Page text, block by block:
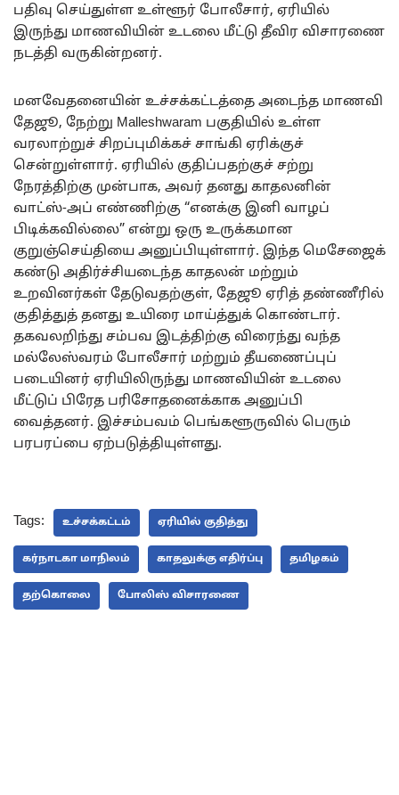
பதிவு செய்துள்ள உள்ளூர் போலீசார், ஏரியில்
இருந்து மாணவியின் உடலை மீட்டு தீவிர விசாரணை
நடத்தி வருகின்றனர்.
மனவேதனையின் உச்சக்கட்டத்தை அடைந்த மாணவி
தேஜூ, நேற்று Malleshwaram பகுதியில் உள்ள
வரலாற்றுச் சிறப்புமிக்கச் சாங்கி ஏரிக்குச்
சென்றுள்ளார். ஏரியில் குதிப்பதற்குச் சற்று
நேரத்திற்கு முன்பாக, அவர் தனது காதலனின்
வாட்ஸ்-அப் எண்ணிற்கு “எனக்கு இனி வாழப்
பிடிக்கவில்லை” என்று ஒரு உருக்கமான
குறுஞ்செய்தியை அனுப்பியுள்ளார். இந்த மெசேஜைக்
கண்டு அதிர்ச்சியடைந்த காதலன் மற்றும்
உறவினர்கள் தேடுவதற்குள், தேஜூ ஏரித் தண்ணீரில்
குதித்துத் தனது உயிரை மாய்த்துக் கொண்டார்.
தகவலறிந்து சம்பவ இடத்திற்கு விரைந்து வந்த
மல்லேஸ்வரம் போலீசார் மற்றும் தீயணைப்புப்
படையினர் ஏரியிலிருந்து மாணவியின் உடலை
மீட்டுப் பிரேத பரிசோதனைக்காக அனுப்பி
வைத்தனர். இச்சம்பவம் பெங்களூருவில் பெரும்
பரபரப்பை ஏற்படுத்தியுள்ளது.
Tags: உச்சக்கட்டம் ஏரியில் குதித்து
கர்நாடகா மாநிலம் காதலுக்கு எதிர்ப்பு தமிழகம்
தற்கொலை போலிஸ் விசாரணை